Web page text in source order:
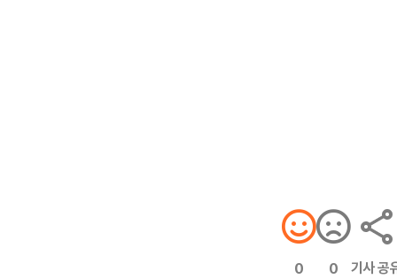
0 0 기사 공